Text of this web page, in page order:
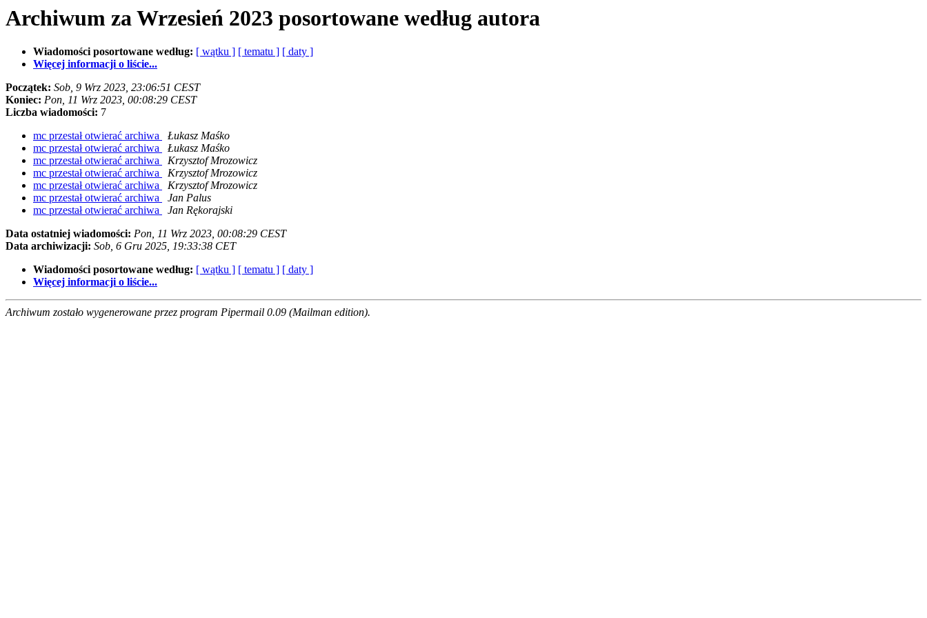
Archiwum za Wrzesień 2023 posortowane według autora
Wiadomości posortowane według: [ wątku ] [ tematu ] [ daty ]
Więcej informacji o liście...
Początek: Sob, 9 Wrz 2023, 23:06:51 CEST
Koniec: Pon, 11 Wrz 2023, 00:08:29 CEST
Liczba wiadomości: 7
mc przestał otwierać archiwa
Łukasz Maśko
mc przestał otwierać archiwa
Łukasz Maśko
mc przestał otwierać archiwa
Krzysztof Mrozowicz
mc przestał otwierać archiwa
Krzysztof Mrozowicz
mc przestał otwierać archiwa
Krzysztof Mrozowicz
mc przestał otwierać archiwa
Jan Palus
mc przestał otwierać archiwa
Jan Rękorajski
Data ostatniej wiadomości: Pon, 11 Wrz 2023, 00:08:29 CEST
Data archiwizacji: Sob, 6 Gru 2025, 19:33:38 CET
Wiadomości posortowane według: [ wątku ] [ tematu ] [ daty ]
Więcej informacji o liście...
Archiwum zostało wygenerowane przez program Pipermail 0.09 (Mailman edition).